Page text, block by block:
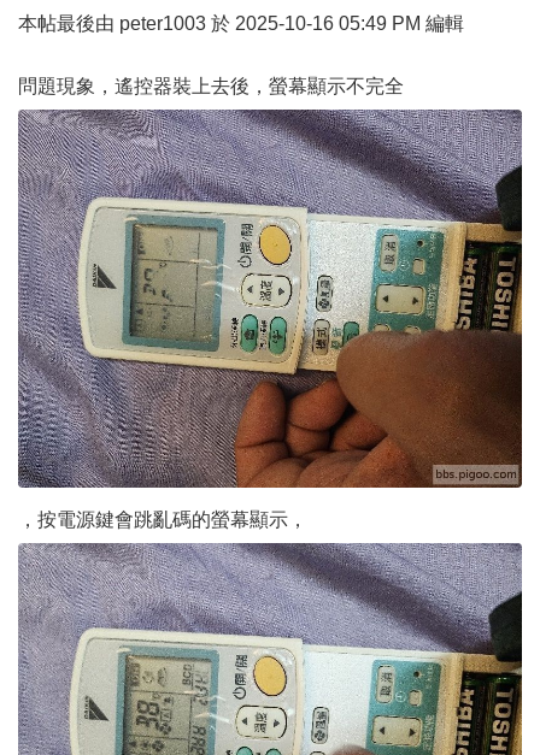
本帖最後由 peter1003 於 2025-10-16 05:49 PM 編輯
問題現象，遙控器裝上去後，螢幕顯示不完全
，按電源鍵會跳亂碼的螢幕顯示，